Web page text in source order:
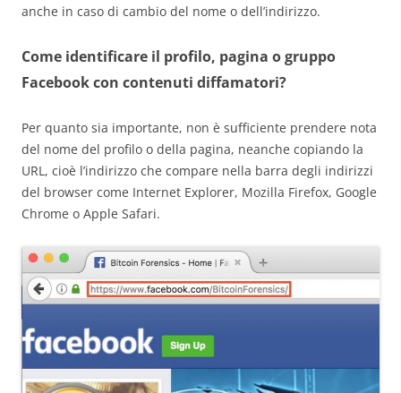
anche in caso di cambio del nome o dell’indirizzo.
Come identificare il profilo, pagina o gruppo
Facebook con contenuti diffamatori?
Per quanto sia importante, non è sufficiente prendere nota
del nome del profilo o della pagina, neanche copiando la
URL, cioè l’indirizzo che compare nella barra degli indirizzi
del browser come Internet Explorer, Mozilla Firefox, Google
Chrome o Apple Safari.